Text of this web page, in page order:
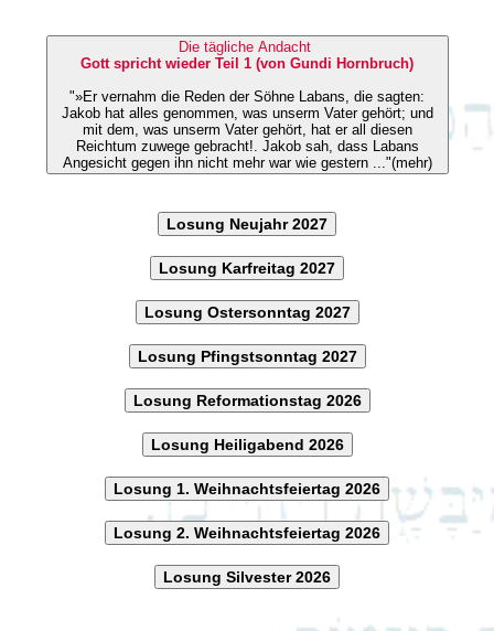
Die tägliche Andacht
Gott spricht wieder Teil 1 (von Gundi Hornbruch)
"»Er vernahm die Reden der Söhne Labans, die sagten:
Jakob hat alles genommen, was unserm Vater gehört; und
mit dem, was unserm Vater gehört, hat er all diesen
Reichtum zuwege gebracht!. Jakob sah, dass Labans
Angesicht gegen ihn nicht mehr war wie gestern ..."(mehr)
Losung Neujahr 2027
Losung Karfreitag 2027
Losung Ostersonntag 2027
Losung Pfingstsonntag 2027
Losung Reformationstag 2026
Losung Heiligabend 2026
Losung 1. Weihnachtsfeiertag 2026
Losung 2. Weihnachtsfeiertag 2026
Losung Silvester 2026